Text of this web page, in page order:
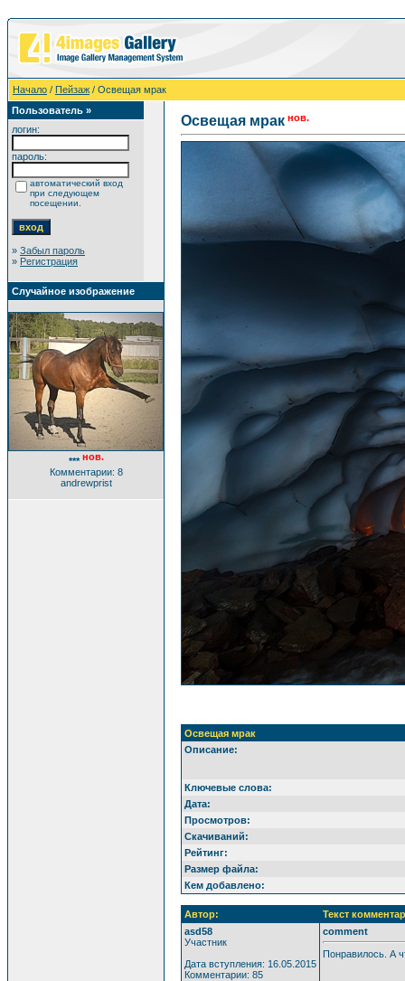
Начало / Пейзаж / Освещая мрак
Пользователь »
логин:
пароль:
автоматический вход
при следующем
посещении.
» Забыл пароль
» Регистрация
Случайное изображение
*** нов.
Комментарии: 8
andrewprist
Освещая мрак нов.
Освещая мрак
Описание:
Ключевые слова:
Дата:
Просмотров:
Скачиваний:
Рейтинг:
Размер файла:
Кем добавлено:
Автор:
Текст
asd58
Участник
Дата вступления: 16.05.2015
Комментарии: 85
comment
Понравилось. А